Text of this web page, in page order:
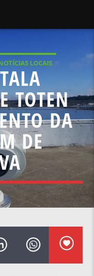
LOCAIS
TOTEN
DA
DE